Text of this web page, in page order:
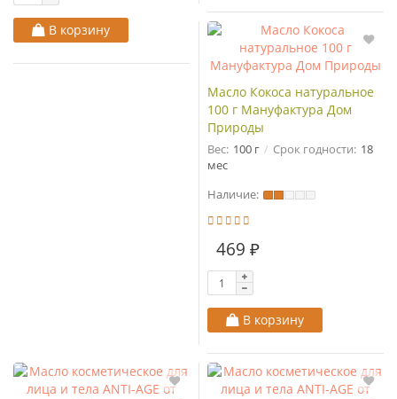
В корзину
Масло Кокоса натуральное
100 г Мануфактура Дом
Природы
Вес: 100 г Срок годности: 18
мес
Наличие:
469 ₽
В корзину